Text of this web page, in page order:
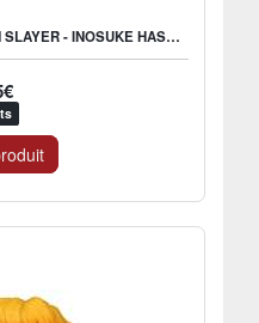
FUNKO POP! ANIMATION: DEMON SLAYER - INOSUKE HASHIBIRA